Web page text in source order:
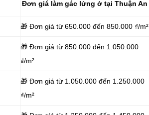
Đơn giá làm gác lửng ở tại Thuận An
🎁 Đơn giá từ 650.000 đến 850.000 ₫/m²
🎁 Đơn giá từ 850.000 đến 1.050.000
₫/m²
🎁 Đơn giá từ 1.050.000 đến 1.250.000
₫/m²